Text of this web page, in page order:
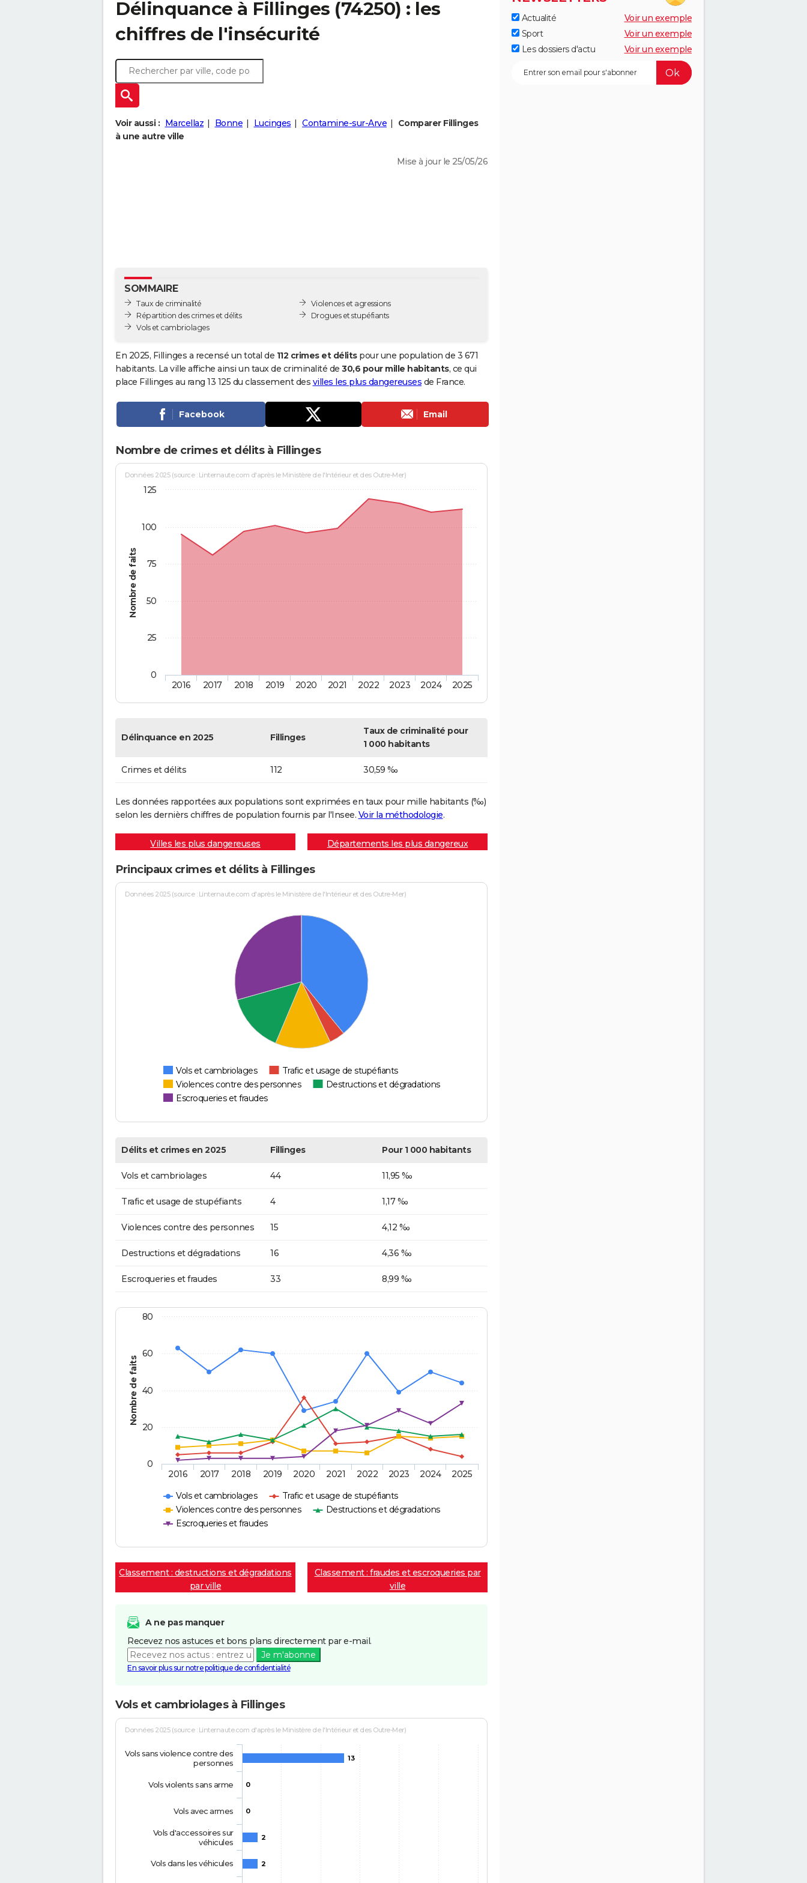
Délinquance à Fillinges (74250) : les
chiffres de l'insécurité
Voir aussi : Marcellaz Bonne Lucinges Contamine-sur-Arve
Comparer Fillinges
à une autre ville
Mise à jour le 25/05/26
SOMMAIRE
Taux de criminalité
Répartition des crimes et délits
Vols et cambriolages
Violences et agressions
Drogues et stupéfiants
En 2025, Fillinges a recensé un total de 112 crimes et délitspour une population de 3 671
habitants. La ville affiche ainsi un taux de criminalité de 30,6 pour mille habitants, ce qui
place Fillinges au rang 13 125 du classement des villes les plus dangereuses de France.
Facebook Email
Nombre de crimes et délits à Fillinges
Nombre de faits
Données 2025 (source : Linternaute.com d'après le Ministère de l'Intérieur et des Outre-Mer)
2016 2017 2018 2019 2020 2021 2022 2023 2024 2025
0
25
50
75
100
125
Délinquance en 2025 Fillinges
Taux de criminalité pour
1 000 habitants
Crimes et délits 112 30,59 ‰
Les données rapportées aux populations sont exprimées en taux pour mille habitants (‰)
selon les dernièrs chiffres de population fournis par l'Insee. Voir la méthodologie.
Villes les plus dangereuses Départements les plus dangereux
Principaux crimes et délits à Fillinges
Données 2025 (source : Linternaute.com d'après le Ministère de l'Intérieur et des Outre-Mer)
Vols et cambriolages
Trafic et usage de stupéfiants
Violences contre des personnes
Destructions et dégradations
Escroqueries et fraudes
Délits et crimes en 2025 Fillinges Pour 1 000 habitants
Vols et cambriolages 44 11,95 ‰
Trafic et usage de stupéfiants 4 1,17 ‰
Violences contre des personnes 15 4,12 ‰
Destructions et dégradations 16 4,36 ‰
Escroqueries et fraudes 33 8,99 ‰
Nombre de faits
Vols et cambriolages
Trafic et usage de stupéfiants
Violences contre des personnes
Destructions et dégradations
Escroqueries et fraudes
2016 2017 2018 2019 2020 2021 2022 2023 2024 2025
0
20
40
60
80
Classement : destructions et dégradations
par ville
Classement : fraudes et escroqueries par
ville
A ne pas manquer
Recevez nos astuces et bons plans directement par e-mail.
Je m'abonne
En savoir plus sur notre politique de confidentialité
Vols et cambriolages à Fillinges
Données 2025 (source : Linternaute.com d'après le Ministère de l'Intérieur et des Outre-Mer)
13
0
0
2
2
Vols sans violence contre des
personnes
Vols violents sans arme
Vols avec armes
Vols d'accessoires sur
véhicules
Vols dans les véhicules
Actualité
Voir un exemple
Sport
Voir un exemple
Les dossiers d'actu
Voir un exemple